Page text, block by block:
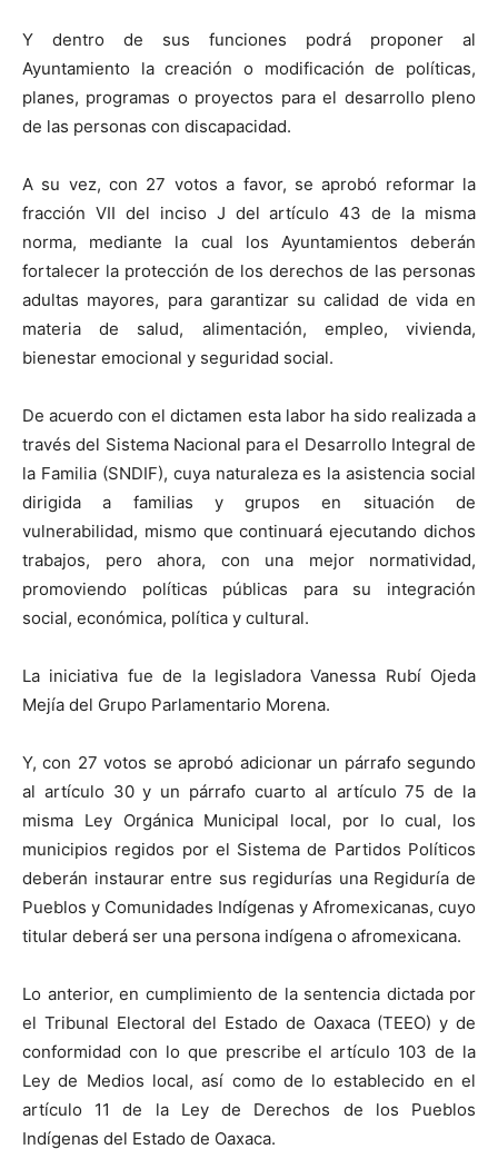
Y dentro de sus funciones podrá proponer al
Ayuntamiento la creación o modificación de políticas,
planes, programas o proyectos para el desarrollo pleno
de las personas con discapacidad.
A su vez, con 27 votos a favor, se aprobó reformar la
fracción VII del inciso J del artículo 43 de la misma
norma, mediante la cual los Ayuntamientos deberán
fortalecer la protección de los derechos de las personas
adultas mayores, para garantizar su calidad de vida en
materia de salud, alimentación, empleo, vivienda,
bienestar emocional y seguridad social.
De acuerdo con el dictamen esta labor ha sido realizada a
través del Sistema Nacional para el Desarrollo Integral de
la Familia (SNDIF), cuya naturaleza es la asistencia social
dirigida a familias y grupos en situación de
vulnerabilidad, mismo que continuará ejecutando dichos
trabajos, pero ahora, con una mejor normatividad,
promoviendo políticas públicas para su integración
social, económica, política y cultural.
La iniciativa fue de la legisladora Vanessa Rubí Ojeda
Mejía del Grupo Parlamentario Morena.
Y, con 27 votos se aprobó adicionar un párrafo segundo
al artículo 30 y un párrafo cuarto al artículo 75 de la
misma Ley Orgánica Municipal local, por lo cual, los
municipios regidos por el Sistema de Partidos Políticos
deberán instaurar entre sus regidurías una Regiduría de
Pueblos y Comunidades Indígenas y Afromexicanas, cuyo
titular deberá ser una persona indígena o afromexicana.
Lo anterior, en cumplimiento de la sentencia dictada por
el Tribunal Electoral del Estado de Oaxaca (TEEO) y de
conformidad con lo que prescribe el artículo 103 de la
Ley de Medios local, así como de lo establecido en el
artículo 11 de la Ley de Derechos de los Pueblos
Indígenas del Estado de Oaxaca.